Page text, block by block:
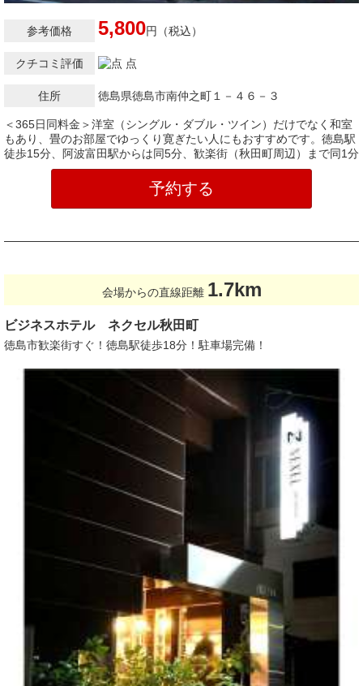
参考価格 5,800円（税込）
クチコミ評価 点
住所 徳島県徳島市南仲之町１－４６－３
＜365日同料金＞洋室（シングル・ダブル・ツイン）だけでなく和室
もあり、畳のお部屋でゆっくり寛ぎたい人にもおすすめです。徳島駅
徒歩15分、阿波富田駅からは同5分、歓楽街（秋田町周辺）まで同1分
予約する
会場からの直線距離 1.7km
ビジネスホテル ネクセル秋田町
徳島市歓楽街すぐ！徳島駅徒歩18分！駐車場完備！